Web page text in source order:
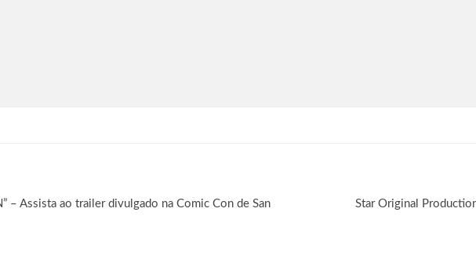
– Assista ao trailer divulgado na Comic Con de San
Star Original